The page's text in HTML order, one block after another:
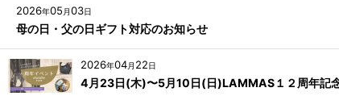
2026年05 月03日
母の日・父の日ギフト対応のお知らせ
2026年04月 22日
4月23日(木)〜5月10日(日)LAMMAS１２周年記